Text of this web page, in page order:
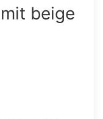
beige